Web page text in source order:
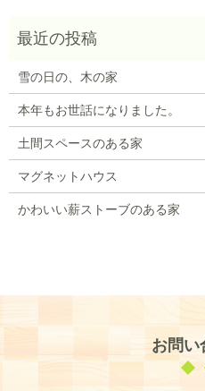
雪の日の、木の家
本年もお世話になりました。
土間スペースのある家
マグネットハウス
かわいい薪ストーブのある家
お問い